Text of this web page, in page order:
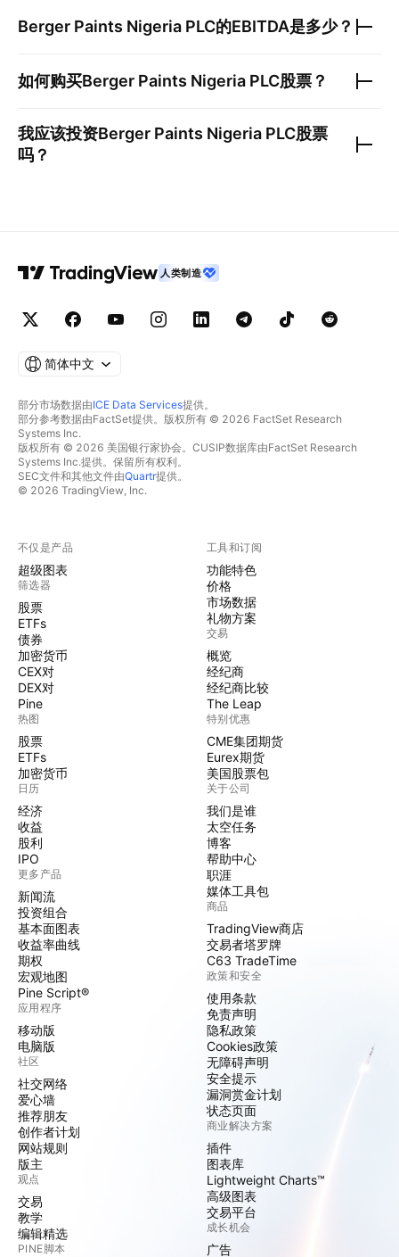
Berger Paints Nigeria PLC的EBITDA是多少？
如何购买Berger Paints Nigeria PLC股票？
我应该投资Berger Paints Nigeria PLC股票
吗？
人类制造
简体中文
部分市场数据由ICE Data Services提供。
部分参考数据由FactSet提供。版权所有 © 2026 FactSet Research
Systems Inc.
版权所有 © 2026 美国银行家协会。CUSIP数据库由FactSet Research
Systems Inc.提供。保留所有权利。
SEC文件和其他文件由Quartr提供。
© 2026 TradingView, Inc.
不仅是产品
超级图表
筛选器
股票
ETFs
债券
加密货币
CEX对
DEX对
Pine
热图
股票
ETFs
加密货币
日历
经济
收益
股利
IPO
更多产品
新闻流
投资组合
基本面图表
收益率曲线
期权
宏观地图
Pine Script®
应用程序
移动版
电脑版
社区
社交网络
爱心墙
推荐朋友
创作者计划
网站规则
版主
观点
交易
教学
编辑精选
PINE脚本
工具和订阅
功能特色
价格
市场数据
礼物方案
交易
概览
经纪商
经纪商比较
The Leap
特别优惠
CME集团期货
Eurex期货
美国股票包
关于公司
我们是谁
太空任务
博客
帮助中心
职涯
媒体工具包
商品
TradingView商店
交易者塔罗牌
C63 TradeTime
政策和安全
使用条款
免责声明
隐私政策
Cookies政策
无障碍声明
安全提示
漏洞赏金计划
状态页面
商业解决方案
插件
图表库
Lightweight Charts™
高级图表
交易平台
成长机会
广告